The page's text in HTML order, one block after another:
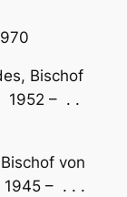
Bischof
– . .
von
. . .